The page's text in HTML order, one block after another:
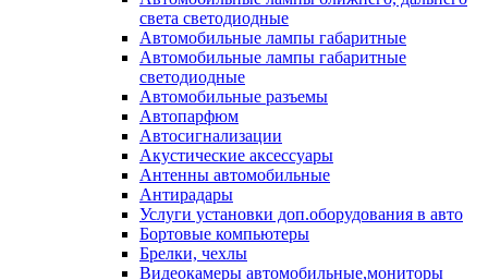
света светодиодные
Автомобильные лампы габаритные
Автомобильные лампы габаритные
светодиодные
Автомобильные разъемы
Автопарфюм
Автосигнализации
Акустические аксессуары
Антенны автомобильные
Антирадары
Услуги установки доп.оборудования в авто
Бортовые компьютеры
Брелки, чехлы
Видеокамеры автомобильные,мониторы